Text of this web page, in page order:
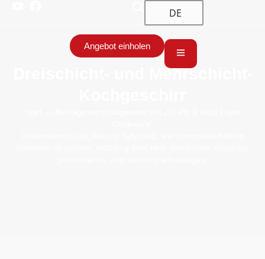
DE
Angebot einholen
Dreischicht- und Mehrschicht-